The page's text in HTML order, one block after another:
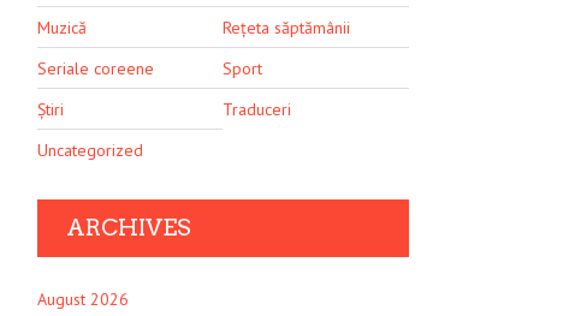
Muzică
Rețeta săptămânii
Seriale coreene
Sport
Știri
Traduceri
Uncategorized
ARCHIVES
August 2026